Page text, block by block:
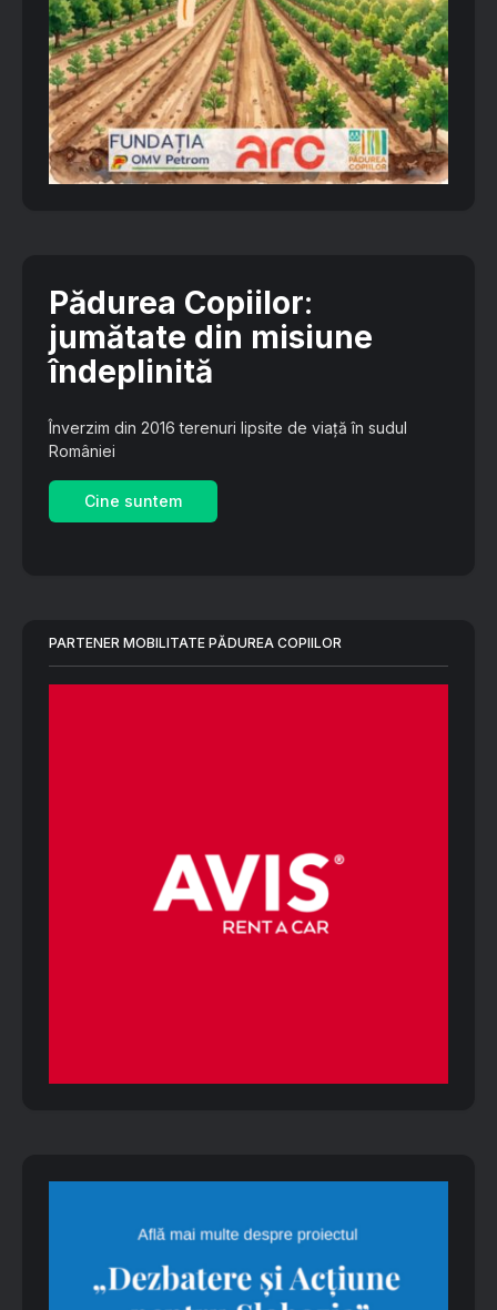
Pădurea Copiilor:
jumătate din misiune
îndeplinită
Înverzim din 2016 terenuri lipsite de viață în sudul
României
Cine suntem
PARTENER MOBILITATE PĂDUREA COPIILOR